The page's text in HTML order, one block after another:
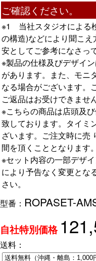
ご確認ください。
※1 当社スタジオによる
の構造)などにより聞こ
安としてご参考になさっ
※製品の仕様及びデザイ
があります。また、モニ
なる場合がございます。
ご返品はお受けできません
※こちらの商品は店頭及
致しております。タイミ
ざいます。ご注文時に売
間を頂くこととなります
※セット内容の一部デザ
により予告なく変更とな
さい。
型番： ROPASET-
自社特別価格
送料：